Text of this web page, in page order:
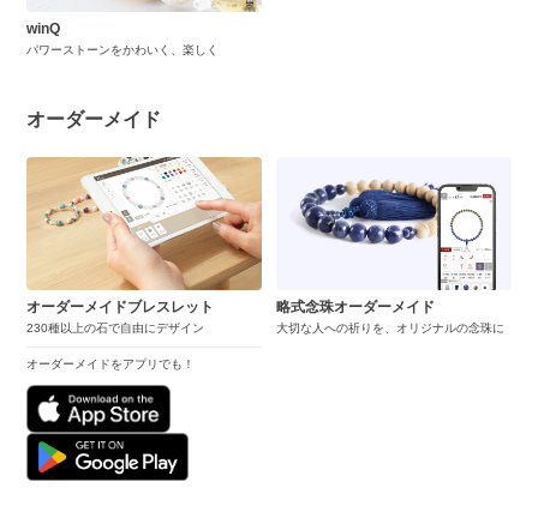
winQ
パワーストーンをかわいく、楽しく
オーダーメイド
オーダーメイドブレスレット
230種以上の石で自由にデザイン
オーダーメイドをアプリでも！
略式念珠オーダーメイド
大切な人への祈りを、オリジナルの念珠に